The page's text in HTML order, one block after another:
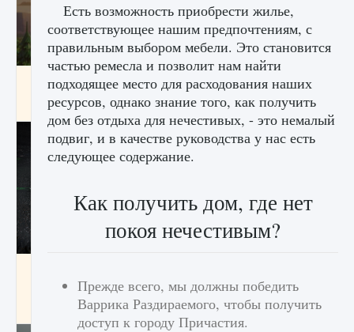
Как заработать медали лиги Clash of Clans
9 августа 2024 2 599 0 1
9 августа 2024 2 395 0 2
Есть возможность приобрести жилье,
соответствующее нашим предпочтениям, с
правильным выбором мебели. Это становится
частью ремесла и позволит нам найти
подходящее место для расходования наших
ресурсов, однако знание того, как получить
дом без отдыха для нечестивых, - это немалый
подвиг, и в качестве руководства у нас есть
следующее содержание.
Как получить дом, где нет
покоя нечестивым?
Прежде всего, мы должны победить
Варрика Раздираемого, чтобы получить
доступ к городу Причастия.